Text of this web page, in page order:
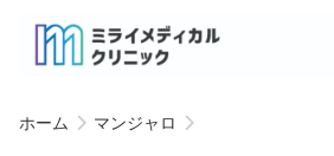
ホーム マンジャロ